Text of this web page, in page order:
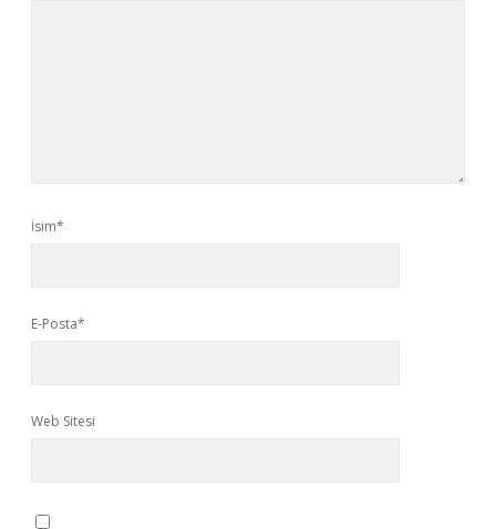
İsim*
E-Posta*
Web Sitesi